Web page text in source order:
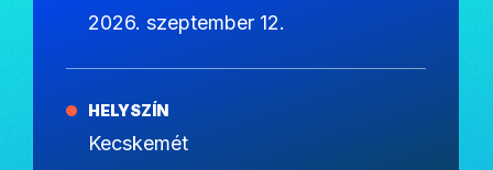
2026. szeptember 12.
HELYSZÍN
Kecskemét